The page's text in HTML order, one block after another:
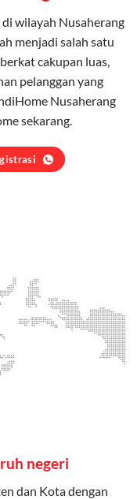
wilayah Nusaherang
menjadi salah satu
cakupan luas,
pelanggan yang
Nusaherang
sekarang.
negeri
dan Kota dengan